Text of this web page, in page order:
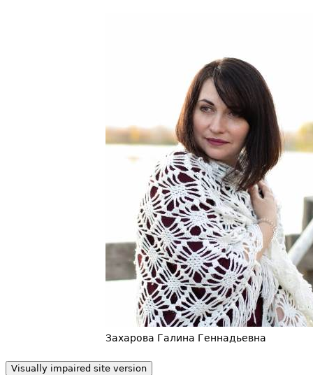
Захарова Галина Геннадьевна